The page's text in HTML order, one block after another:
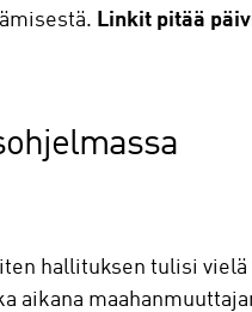
Linkit pitää
hallituksen tulisi